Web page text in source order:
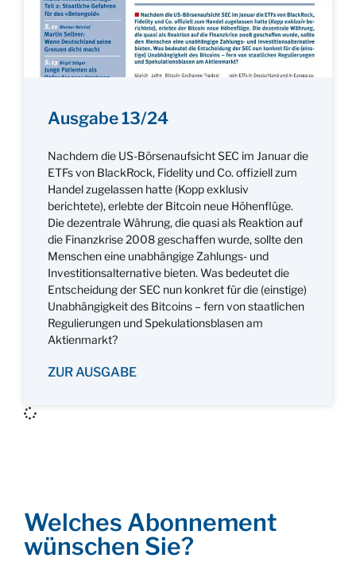
Ausgabe 13/24
Nachdem die US-Börsenaufsicht SEC im Januar die
ETFs von BlackRock, Fidelity und Co. offiziell zum
Handel zugelassen hatte (Kopp exklusiv
berichtete), erlebte der Bitcoin neue Höhenflüge.
Die dezentrale Währung, die quasi als Reaktion auf
die Finanzkrise 2008 geschaffen wurde, sollte den
Menschen eine unabhängige Zahlungs- und
Investitionsalternative bieten. Was bedeutet die
Entscheidung der SEC nun konkret für die (einstige)
Unabhängigkeit des Bitcoins – fern von staatlichen
Regulierungen und Spekulationsblasen am
Aktienmarkt?
ZUR AUSGABE
Welches Abonnement
wünschen Sie?